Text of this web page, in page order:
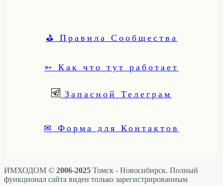
⛳ Правила Сообщества
➳ Как что тут работает
Запасной Телеграм
✉ Форма для Контактов
ИМХОДОМ © 2006-2025 Томск - Новосибирск. Полный
функционал сайта виден только зарегистрированным